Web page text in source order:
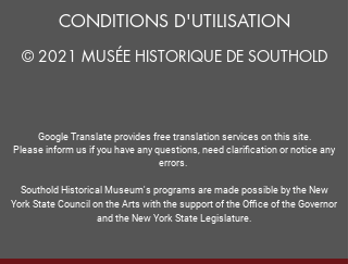
CONDITIONS D'UTILISATION
© 2021 MUSÉE HISTORIQUE DE SOUTHOLD
Google Translate provides free translation services on this site.
Please inform us if you have any questions, need clarification or notice any
errors.
Southold Historical Museum's programs are made possible by the New
York State Council on the Arts with the support of the Office of the Governor
and the New York State Legislature.